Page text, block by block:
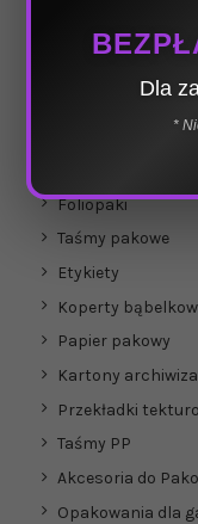
Dla
*
Kartony używane
Folia bąbelkowa
Foliopaki
Taśmy pakowe
Etykiety
Koperty
Papier pakowy
Kartony
Przekładki
Taśmy PP
Akcesoria do
Opakowania dla